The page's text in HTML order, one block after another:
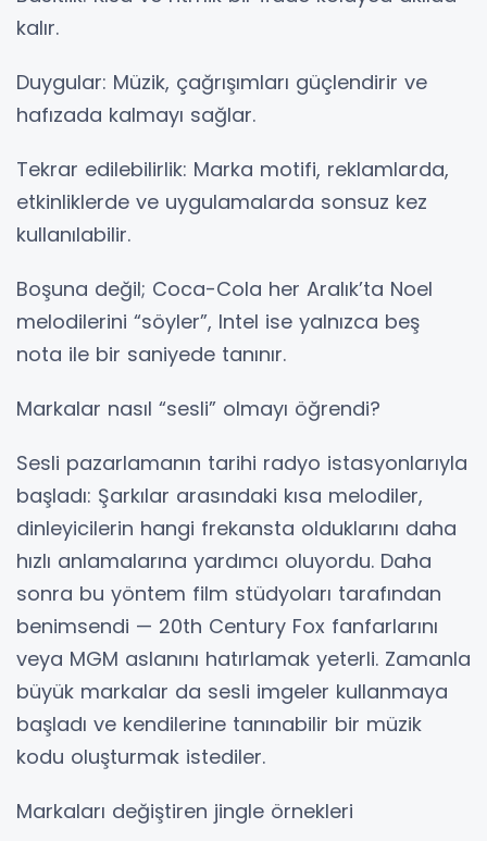
kalır.
Duygular: Müzik, çağrışımları güçlendirir ve
hafızada kalmayı sağlar.
Tekrar edilebilirlik: Marka motifi, reklamlarda,
etkinliklerde ve uygulamalarda sonsuz kez
kullanılabilir.
Boşuna değil; Coca-Cola her Aralık’ta Noel
melodilerini “söyler”, Intel ise yalnızca beş
nota ile bir saniyede tanınır.
Markalar nasıl “sesli” olmayı öğrendi?
Sesli pazarlamanın tarihi radyo istasyonlarıyla
başladı: Şarkılar arasındaki kısa melodiler,
dinleyicilerin hangi frekansta olduklarını daha
hızlı anlamalarına yardımcı oluyordu. Daha
sonra bu yöntem film stüdyoları tarafından
benimsendi — 20th Century Fox fanfarlarını
veya MGM aslanını hatırlamak yeterli. Zamanla
büyük markalar da sesli imgeler kullanmaya
başladı ve kendilerine tanınabilir bir müzik
kodu oluşturmak istediler.
Markaları değiştiren jingle örnekleri